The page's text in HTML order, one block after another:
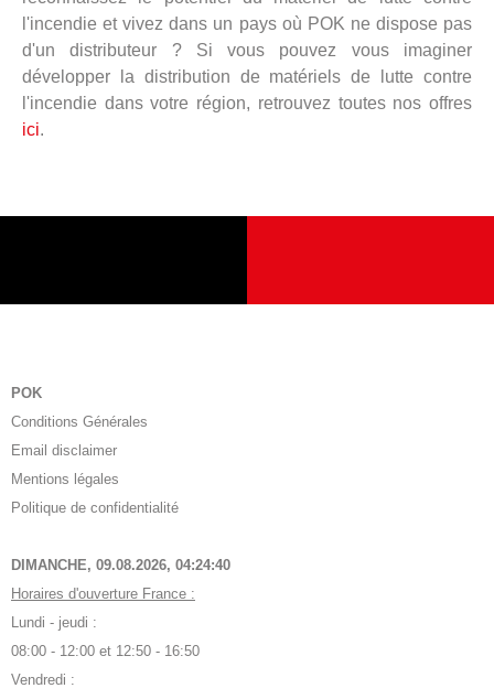
l'incendie et vivez dans un pays où POK ne dispose pas
d'un distributeur ? Si vous pouvez vous imaginer
développer la distribution de matériels de lutte contre
l'incendie dans votre région, retrouvez toutes nos offres
ici.
POK
Conditions Générales
Email disclaimer
Mentions légales
Politique de confidentialité
DIMANCHE, 09.08.2026, 04:24:41
Horaires d'ouverture France :
Lundi - jeudi :
08:00 - 12:00 et 12:50 - 16:50
Vendredi :